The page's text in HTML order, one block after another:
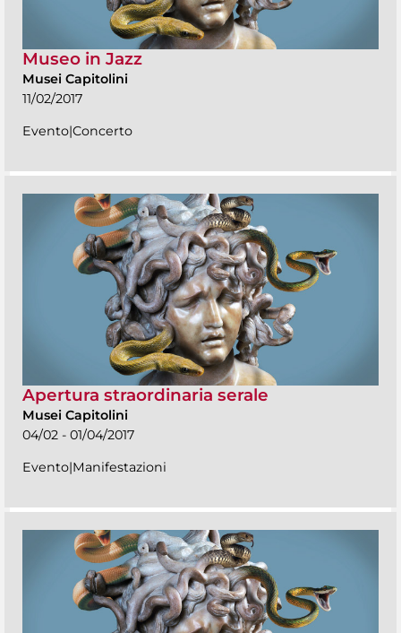
Museo in Jazz
Musei Capitolini
11/02/2017
Evento|Concerto
Apertura straordinaria serale
Musei Capitolini
04/02 - 01/04/2017
Evento|Manifestazioni